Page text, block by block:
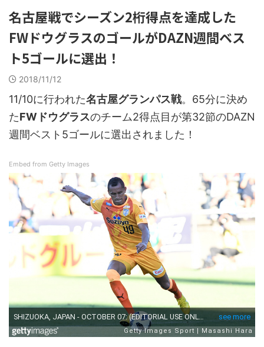
名古屋戦でシーズン2桁得点を達成した
FWドウグラスのゴールがDAZN週間ベス
ト5ゴールに選出！
2018/11/12
11/10に行われた名古屋グランパス戦。65分に決め
たFWドウグラスのチーム2得点目が第32節のDAZN
週間ベスト5ゴールに選出されました！
Embed from Getty Images